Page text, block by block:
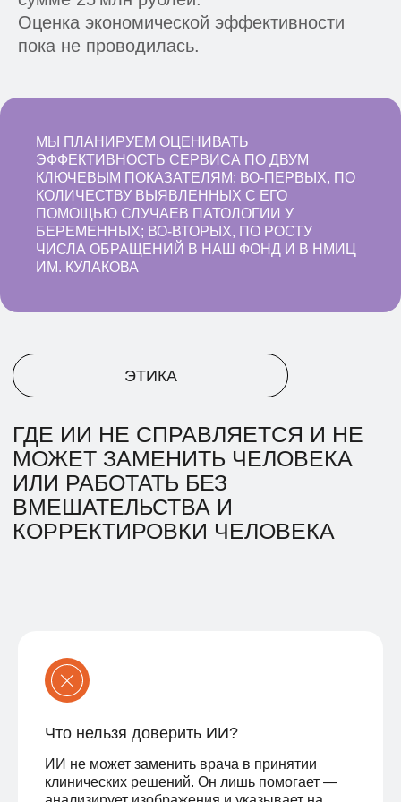
Оценка экономической эффективности
пока не проводилась.
МЫ ПЛАНИРУЕМ ОЦЕНИВАТЬ
ЭФФЕКТИВНОСТЬ СЕРВИСА ПО ДВУМ
КЛЮЧЕВЫМ ПОКАЗАТЕЛЯМ: ВО-ПЕРВЫХ, ПО
КОЛИЧЕСТВУ ВЫЯВЛЕННЫХ С ЕГО
ПОМОЩЬЮ СЛУЧАЕВ ПАТОЛОГИИ У
БЕРЕМЕННЫХ; ВО-ВТОРЫХ, ПО РОСТУ
ЧИСЛА ОБРАЩЕНИЙ В НАШ ФОНД И В НМИЦ
ИМ. КУЛАКОВА
Что нельзя доверить ИИ?
ИИ не может заменить врача в принятии
клинических решений. Он лишь помогает —
2
Наше ИИ-решение поможет
врачам вовремя замечать
серьезные патологии у
малышей еще до рождения и
приходить на помощь семьям
Над проектом вместе
работали ведущие врачи в
гинекологии, команда
крупнейшей IT-компании —
«Яндекса» и
благотворительный фонд
«Спина бифида»